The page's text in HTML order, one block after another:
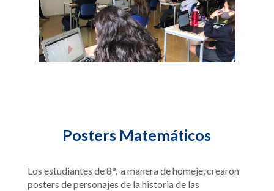
Posters Matemáticos
Los estudiantes de 8°, a manera de homeje, crearon
posters depersonajes de la historia de las